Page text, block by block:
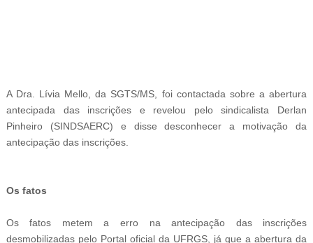
A Dra. Lívia Mello, da SGTS/MS, foi contactada sobre a abertura
antecipada das inscrições e revelou pelo sindicalista Derlan
Pinheiro (SINDSAERC) e disse desconhecer a motivação da
antecipação das inscrições.
Os fatos
Os fatos metem a erro na antecipação das inscrições
desmobilizadas pelo Portal oficial da UFRGS, já que a abertura da